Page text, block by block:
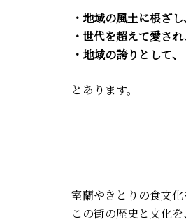
・地域の風土に根ざし
・世代を超えて愛され
・地域の誇りとして
とあります。
室蘭やきとりの食文化
この街の歴史と文化を